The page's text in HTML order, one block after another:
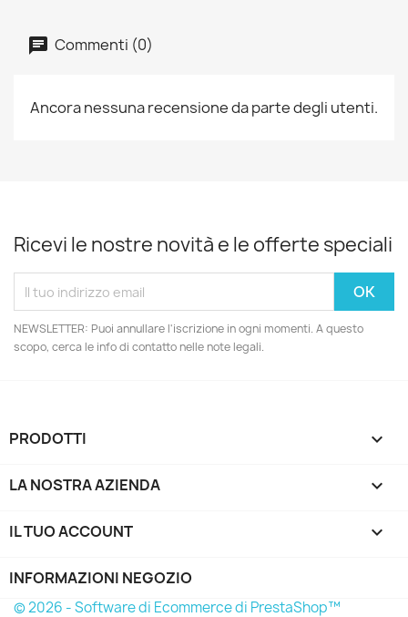
Commenti (0)
Ancora nessuna recensione da parte degli utenti.
Ricevi le nostre novità e le offerte speciali
NEWSLETTER: Puoi annullare l'iscrizione in ogni momenti. A questo
scopo, cerca le info di contatto nelle note legali.
PRODOTTI 
LA NOSTRA AZIENDA 
IL TUO ACCOUNT 
INFORMAZIONI NEGOZIO
© 2026 - Software di Ecommerce di PrestaShop™